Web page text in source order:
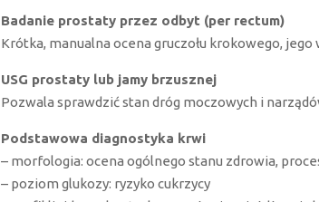
Badanie prostaty przez odbyt (per rectum)
Krótka, manualna ocena gruczołu krokowego,
USG prostaty lub jamy brzusznej
Pozwala sprawdzić stan dróg moczowych i
Podstawowa diagnostyka krwi
– morfologia: ocena ogólnego stanu zdrowia,
– poziom glukozy: ryzyko cukrzycy